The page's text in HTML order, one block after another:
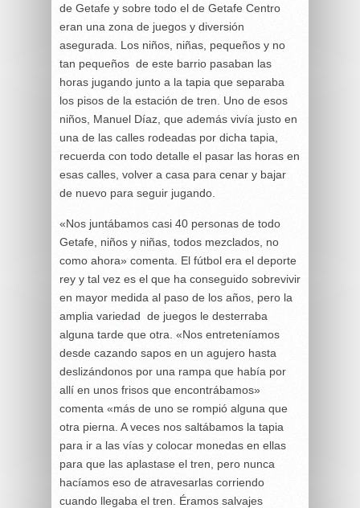
de Getafe y sobre todo el de Getafe Centro
eran una zona de juegos y diversión
asegurada. Los niños, niñas, pequeños y no
tan pequeños de este barrio pasaban las
horas jugando junto a la tapia que separaba
los pisos de la estación de tren. Uno de esos
niños, Manuel Díaz, que además vivía justo en
una de las calles rodeadas por dicha tapia,
recuerda con todo detalle el pasar las horas en
esas calles, volver a casa para cenar y bajar
de nuevo para seguir jugando.
«Nos juntábamos casi 40 personas de todo
Getafe, niños y niñas, todos mezclados, no
como ahora» comenta. El fútbol era el deporte
rey y tal vez es el que ha conseguido sobrevivir
en mayor medida al paso de los años, pero la
amplia variedad de juegos le desterraba
alguna tarde que otra. «Nos entreteníamos
desde cazando sapos en un agujero hasta
deslizándonos por una rampa que había por
allí en unos frisos que encontrábamos»
comenta «más de uno se rompió alguna que
otra pierna. A veces nos saltábamos la tapia
para ir a las vías y colocar monedas en ellas
para que las aplastase el tren, pero nunca
hacíamos eso de atravesarlas corriendo
cuando llegaba el tren. Éramos salvajes